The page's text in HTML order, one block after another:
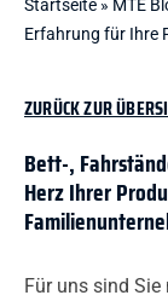
Startseite » MTE
Erfahrung für Ihre
ZURÜCK ZUR
Bett-,
Herz Ihrer
Für uns sind